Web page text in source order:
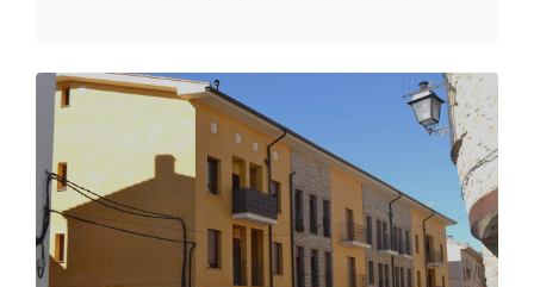
plaza de garaje izquierda, plaza de garaje
número 33 y fondo, calle reguera. a esta
plaza de garaje le corresponde como anejo
el trastero identificado bajo el número 13, en